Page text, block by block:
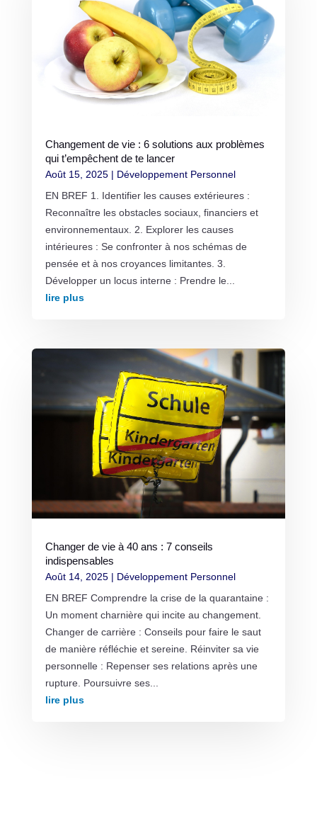
Changement de vie : 6 solutions aux problèmes
qui t’empêchent de te lancer
Août 15, 2025| Développement Personnel
EN BREF 1. Identifier les causes extérieures :
Reconnaître les obstacles sociaux, financiers et
environnementaux. 2. Explorer les causes
intérieures : Se confronter à nos schémas de
pensée et à nos croyances limitantes. 3.
Développer un locus interne : Prendre le...
lire plus
Changer de vie à 40 ans : 7 conseils
indispensables
Août 14, 2025| Développement Personnel
EN BREF Comprendre la crise de la quarantaine :
Un moment charnière qui incite au changement.
Changer de carrière : Conseils pour faire le saut
de manière réfléchie et sereine. Réinviter sa vie
personnelle : Repenser ses relations après une
rupture. Poursuivre ses...
lire plus